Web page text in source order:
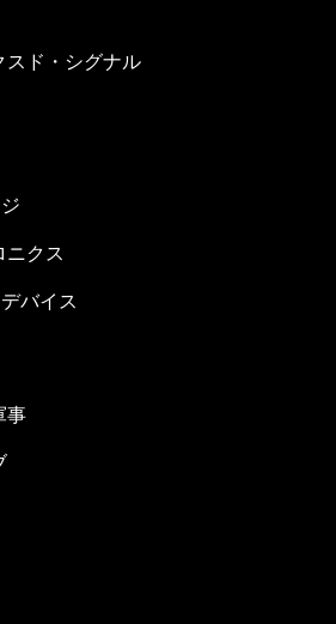
スド・シグナル
ニクス
バイス
事